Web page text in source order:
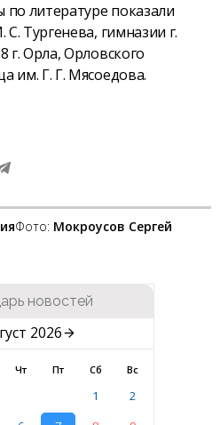
литературе показали
Тургенева, гимназии г.
Орла, Орловского
им. Г. Г. Мясоедова.
Фото: Мокроусов Сергей
новостей
2026
Чт Пт Сб Вс
1
2